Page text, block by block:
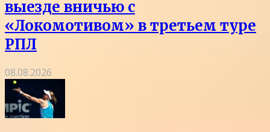
выезде вничью с
«Локомотивом» в третьем туре
РПЛ
08.08.2026